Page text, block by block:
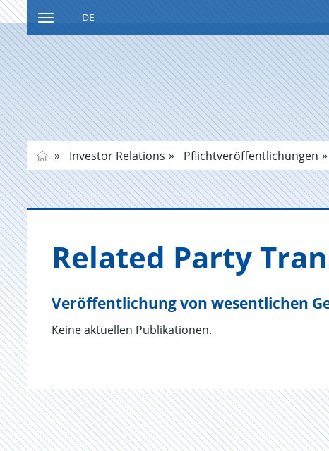
Zum
Inhalt
ein-
bzw.
ausblenden
DE
Investor Relations Pflichtveröffentlichungen
Re­la­ted Party
Veröffentlichung von wesentlichen
Keine aktuellen Publikationen.